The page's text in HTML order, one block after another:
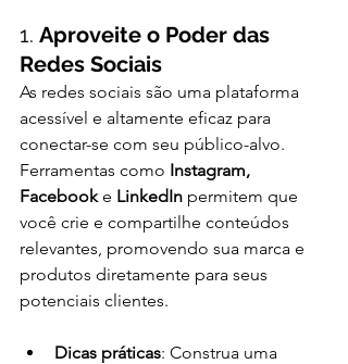
1. Aproveite o Poder das
Redes Sociais
As redes sociais são uma plataforma
acessível e altamente eficaz para
conectar-se com seu público-alvo.
Ferramentas como Instagram,
Facebook e LinkedIn permitem que
você crie e compartilhe conteúdos
relevantes, promovendo sua marca e
produtos diretamente para seus
potenciais clientes.
Dicas práticas: Construa uma